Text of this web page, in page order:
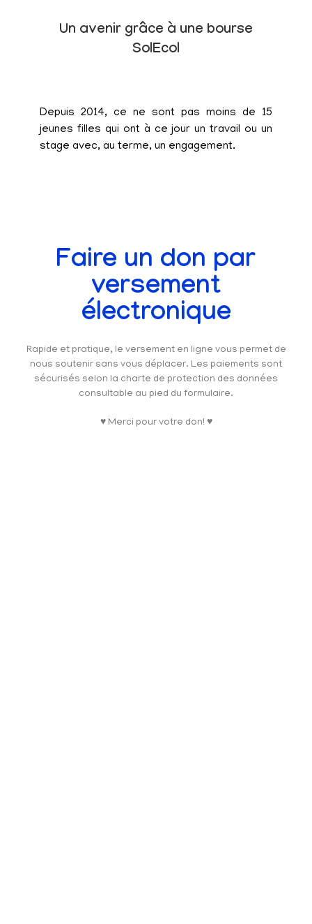
Un avenir grâce à une bourse
SolEcol
Depuis 2014, ce ne sont pas moins de 15
jeunes filles qui ont à ce jour un travail ou un
stage avec, au terme, un engagement.
Faire un don par
versement
électronique
Rapide et pratique, le versement en ligne vous permet de
nous soutenir sans vous déplacer. Les paiements sont
sécurisés selon la charte de protection des données
consultable au pied du formulaire.
♥ Merci pour votre don! ♥